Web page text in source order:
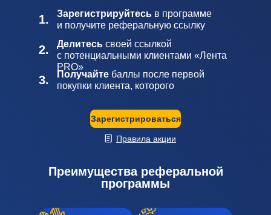
1. Зарегистрируйтесь в программе
и получите реферальную ссылку
2. Делитесь своей ссылкой
с потенциальными клиентами «Лента
PRO»
3. Получайте баллы после первой
покупки клиента, которого
Зарегистрироваться
Правила акции
Преимущества реферальной
программы